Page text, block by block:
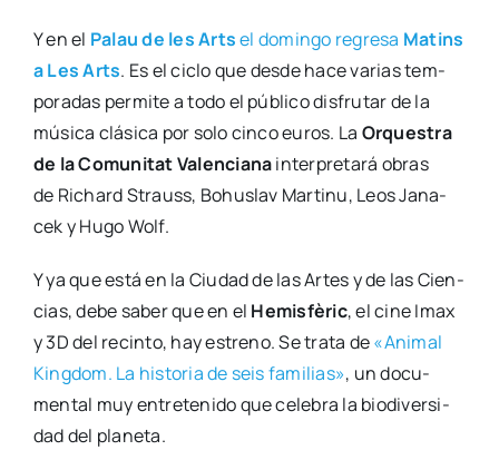
Y en el Palau de les Artsel domin­go regre­sa Matins
a Les Arts. Es el ciclo que des­de hace varias tem­
po­ra­das per­mi­te a todo el públi­co dis­fru­tar de la
músi­ca clá­si­ca por solo cin­co euros. La Orques­tra
de la Comu­ni­tat Valen­cia­nainter­pre­ta­rá obras
de Richard Strauss, Bohus­lav Mar­ti­nu, Leos Jana­
cek y Hugo Wolf.
Y ya que está en la Ciu­dad de las Artes y de las Cien­
cias, debe saber que en el Hemis­fè­ric, el cine Imax
y 3D del recin­to, hay estreno. Se tra­ta de«Ani­mal
King­dom. La his­to­ria de seis fami­lias», un docu­
men­tal muy entre­te­ni­do que cele­bra la bio­di­ver­si­
dad del pla­ne­ta.